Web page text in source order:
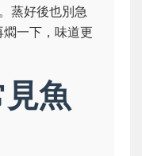
蒸好後也別急
一下，味道更
魚